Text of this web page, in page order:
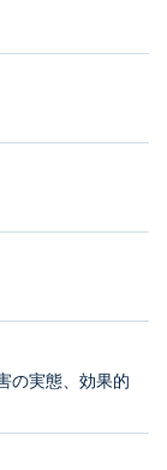
の実態、効果的